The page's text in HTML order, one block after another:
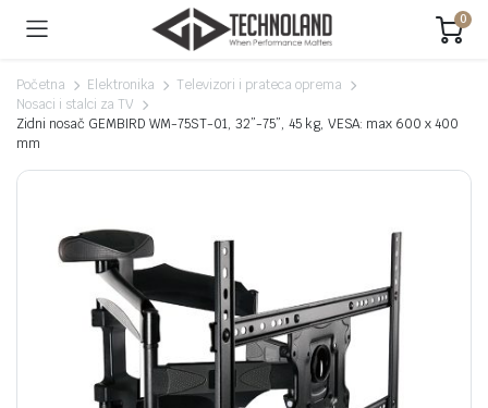
0
Početna Elektronika
Televizori i prateca oprema
Nosaci i stalci za TV
Zidni nosač GEMBIRD WM-75ST-01, 32”-75”, 45 kg, VESA: max 600 x 400
mm